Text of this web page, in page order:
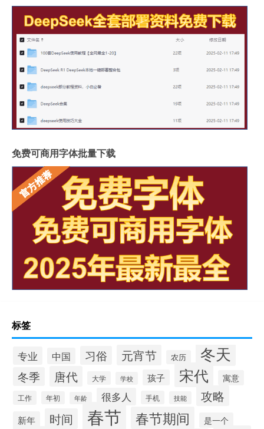
免费可商用字体批量下载
标签
专业 中国 习俗 元宵节 农历 冬天
冬季 唐代 大学 学校 孩子 宋代 寓意
工作 年初 年龄 很多人 手机 技能 攻略
新年 时间 春节 春节期间 是一个